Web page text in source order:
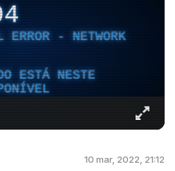
- NETWORK
ESTÁ NESTE
10 mar, 2022, 21:12